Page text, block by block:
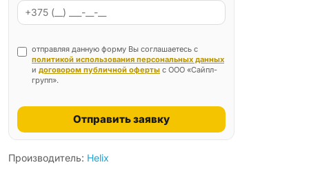
отправляя данную форму Вы соглашаетесь с
политикой использования персональных данных
и договором публичной оферты с ООО «Сайпл-
групп».
Отправить заявку
Производитель: Helix